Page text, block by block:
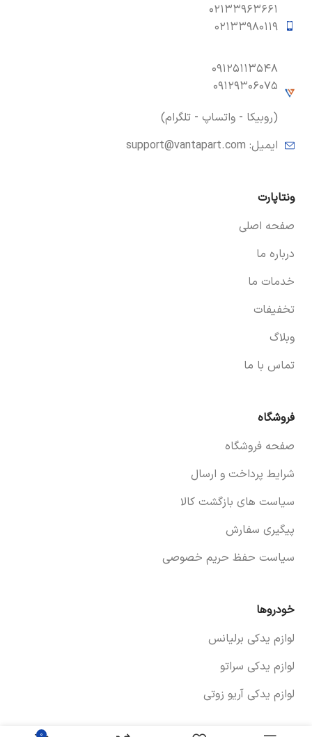
۰۲۱۳۳۹۶۳۶۶۱
۰۲۱۳۳۹۸۰۱۱۹
۰۹۱۲۵۱۱۳۵۴۸
۰۹۱۲۹۳۰۶۰۷۵
(روبیکا - واتساپ - تلگرام)
ایمیل: support@vantapart.com
ونتاپارت
صفحه اصلی
درباره ما
خدمات ما
تخفیفات
وبلاگ
تماس با ما
فروشگاه
صفحه فروشگاه
شرایط پرداخت و ارسال
سیاست های بازگشت کالا
پیگیری سفارش
سیاست حفظ حریم خصوصی
خودروها
لوازم یدکی برلیانس
لوازم یدکی سراتو
لوازم یدکی آریو زوتی
مغزی سوئیچ استارت برای اطلاع از قیمت ۰